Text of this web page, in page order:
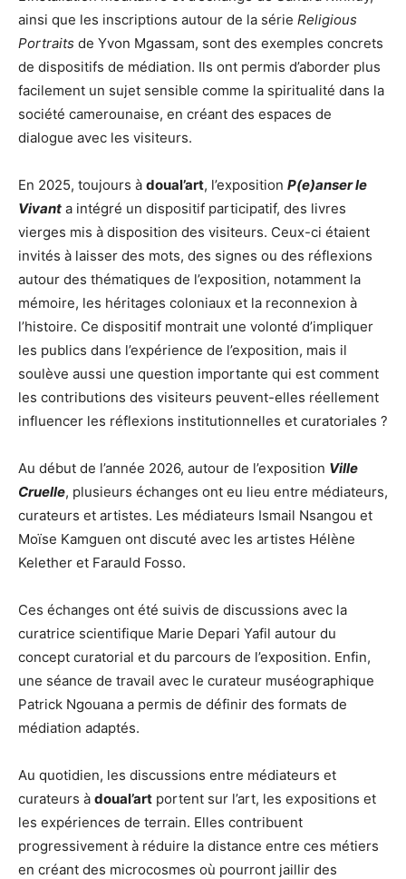
ainsi que les inscriptions autour de la série Religious
Portraits de Yvon Mgassam, sont des exemples concrets
de dispositifs de médiation. Ils ont permis d’aborder plus
facilement un sujet sensible comme la spiritualité dans la
société camerounaise, en créant des espaces de
dialogue avec les visiteurs.
En 2025, toujours à doual’art, l’exposition P(e)anser le
Vivant a intégré un dispositif participatif, des livres
vierges mis à disposition des visiteurs. Ceux-ci étaient
invités à laisser des mots, des signes ou des réflexions
autour des thématiques de l’exposition, notamment la
mémoire, les héritages coloniaux et la reconnexion à
l’histoire. Ce dispositif montrait une volonté d’impliquer
les publics dans l’expérience de l’exposition, mais il
soulève aussi une question importante qui est comment
les contributions des visiteurs peuvent-elles réellement
influencer les réflexions institutionnelles et curatoriales ?
Au début de l’année 2026, autour de l’exposition Ville
Cruelle, plusieurs échanges ont eu lieu entre médiateurs,
curateurs et artistes. Les médiateurs Ismail Nsangou et
Moïse Kamguen ont discuté avec les artistes Hélène
Kelether et Farauld Fosso.
Ces échanges ont été suivis de discussions avec la
curatrice scientifique Marie Depari Yafil autour du
concept curatorial et du parcours de l’exposition. Enfin,
une séance de travail avec le curateur muséographique
Patrick Ngouana a permis de définir des formats de
médiation adaptés.
Au quotidien, les discussions entre médiateurs et
curateurs à doual’art portent sur l’art, les expositions et
les expériences de terrain. Elles contribuent
progressivement à réduire la distance entre ces métiers
en créant des microcosmes où pourront jaillir des